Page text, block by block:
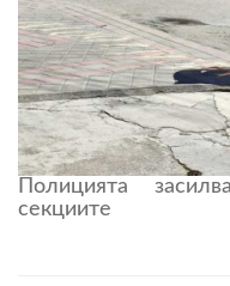
Полицията
секциите